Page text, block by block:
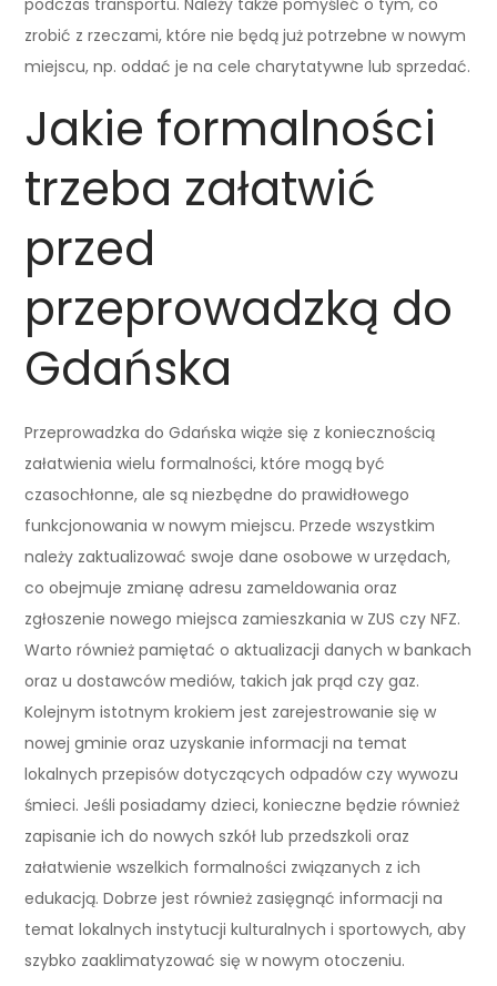
zrobić z rzeczami, które nie będą już potrzebne w nowym
miejscu, np. oddać je na cele charytatywne lub sprzedać.
Jakie formalności
trzeba załatwić
przed
przeprowadzką do
Gdańska
Przeprowadzka do Gdańska wiąże się z koniecznością
załatwienia wielu formalności, które mogą być
czasochłonne, ale są niezbędne do prawidłowego
funkcjonowania w nowym miejscu. Przede wszystkim
należy zaktualizować swoje dane osobowe w urzędach,
co obejmuje zmianę adresu zameldowania oraz
zgłoszenie nowego miejsca zamieszkania w ZUS czy NFZ.
Warto również pamiętać o aktualizacji danych w bankach
oraz u dostawców mediów, takich jak prąd czy gaz.
Kolejnym istotnym krokiem jest zarejestrowanie się w
nowej gminie oraz uzyskanie informacji na temat
lokalnych przepisów dotyczących odpadów czy wywozu
śmieci. Jeśli posiadamy dzieci, konieczne będzie również
zapisanie ich do nowych szkół lub przedszkoli oraz
załatwienie wszelkich formalności związanych z ich
edukacją. Dobrze jest również zasięgnąć informacji na
temat lokalnych instytucji kulturalnych i sportowych, aby
szybko zaaklimatyzować się w nowym otoczeniu.